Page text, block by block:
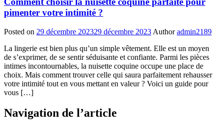
pimenter votre intimité ?
Posted on 29 décembre 202329 décembre 2023 Author admin2189
La lingerie est bien plus qu’un simple vêtement. Elle est un moyen
de s’exprimer, de se sentir séduisante et confiante. Parmi les pièces
intimes incontournables, la nuisette coquine occupe une place de
choix. Mais comment trouver celle qui saura parfaitement rehausser
votre intimité tout en vous mettant en valeur ? Voici un guide pour
vous […]
Navigation de l’article